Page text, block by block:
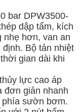
bar DPW3500-
dập tấm, kích
hơn, van an
Bộ tản nhiệt
gian dài khi
lực cao áp
đơn giản nhanh
phía sườn bơm.